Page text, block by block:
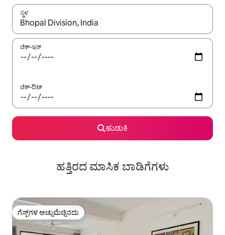
ಸ್ಥಳ
ಫಲಿತಾಂಶಗಳು ಲಭ್ಯವಿರುವಾಗ, ಅಪ್ ಮತ್ತು ಡೌನ್ ಬಾಣದ ಕೀಲಿಗಳೊಂದಿಗೆ
ಚೆಕ್-ಇನ್
ಚೆಕ್-ಔಟ್
ಹುಡುಕಿ
ಹತ್ತಿರದ ಮಾಸಿಕ ಬಾಡಿಗೆಗಳು
ಗೆಸ್ಟ್‌ಗಳ ಅಚ್ಚುಮೆಚ್ಚಿನದು
ಗೆಸ್ಟ್‌ಗಳ ಅಚ್ಚುಮೆಚ್ಚಿನದು